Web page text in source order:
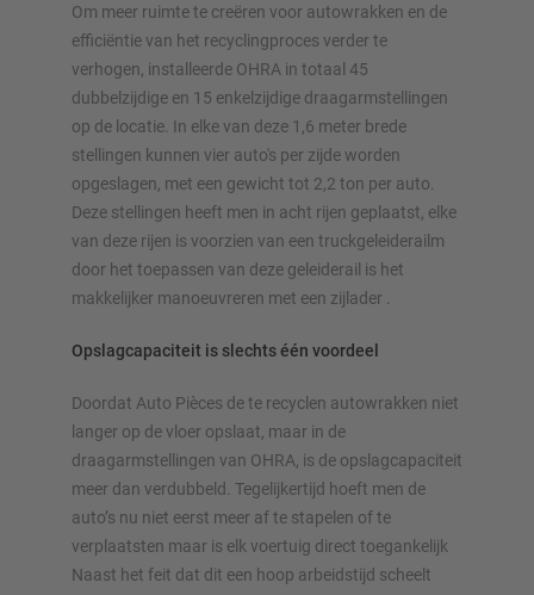
Om meer ruimte te creëren voor autowrakken en de
efficiëntie van het recyclingproces verder te
verhogen, installeerde OHRA in totaal 45
dubbelzijdige en 15 enkelzijdige draagarmstellingen
op de locatie. In elke van deze 1,6 meter brede
stellingen kunnen vier auto's per zijde worden
opgeslagen, met een gewicht tot 2,2 ton per auto.
Deze stellingen heeft men in acht rijen geplaatst, elke
van deze rijen is voorzien van een truckgeleiderailm
door het toepassen van deze geleiderail is het
makkelijker manoeuvreren met een zijlader .
Opslagcapaciteit is slechts één voordeel
Doordat Auto Pièces de te recyclen autowrakken niet
langer op de vloer opslaat, maar in de
draagarmstellingen van OHRA, is de opslagcapaciteit
meer dan verdubbeld. Tegelijkertijd hoeft men de
auto’s nu niet eerst meer af te stapelen of te
verplaatsten maar is elk voertuig direct toegankelijk
Naast het feit dat dit een hoop arbeidstijd scheelt